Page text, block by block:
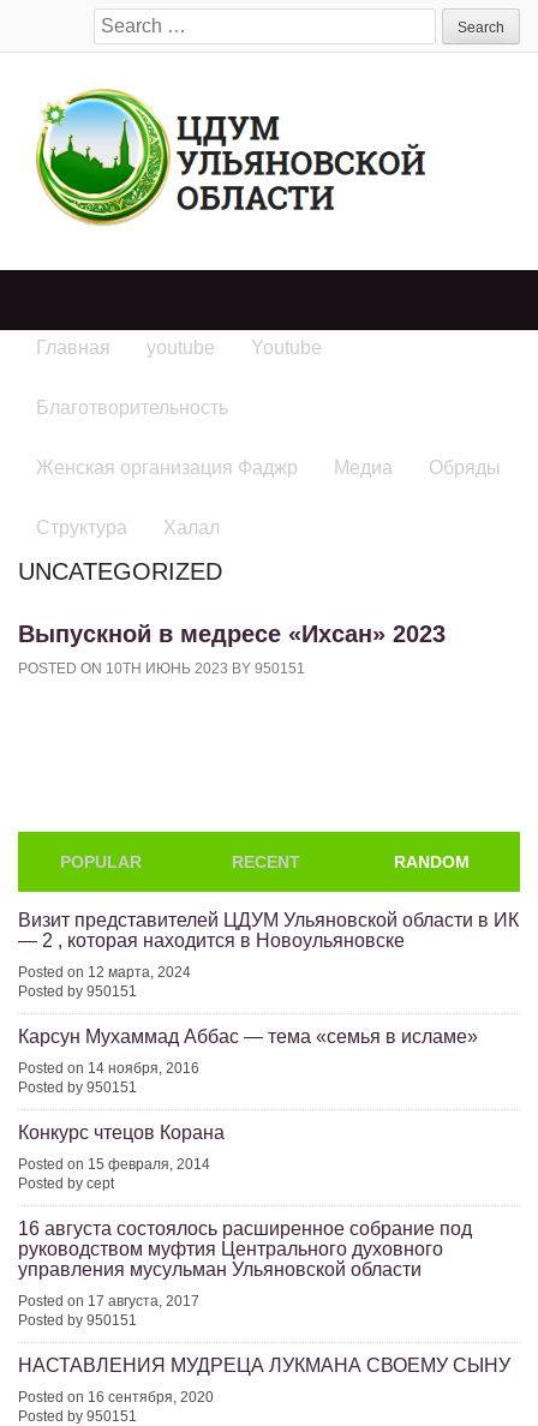
Search
for:
Главная youtube Youtube
Благотворительность
Женская организация Фаджр Медиа Обряды
Структура Халал
UNCATEGORIZED
Выпускной в медресе «Ихсан» 2023
POSTED ON 10TH ИЮНЬ 2023 BY 950151
POPULAR RECENT RANDOM
Визит представителей ЦДУМ Ульяновской области в ИК
— 2 , которая находится в Новоульяновске
Posted on 12 марта, 2024
Posted by 950151
Карсун Мухаммад Аббас — тема «семья в исламе»
Posted on 14 ноября, 2016
Posted by 950151
Конкурс чтецов Корана
Posted on 15 февраля, 2014
Posted by cept
16 августа состоялось расширенное собрание под
руководством муфтия Центрального духовного
управления мусульман Ульяновской области
Posted on 17 августа, 2017
Posted by 950151
НАСТАВЛЕНИЯ МУДРЕЦА ЛУКМАНА СВОЕМУ СЫНУ
Posted on 16 сентября, 2020
Posted by 950151